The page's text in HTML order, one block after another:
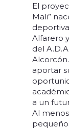
El
Mali”
Alfarero
del
aportar
a un
Al